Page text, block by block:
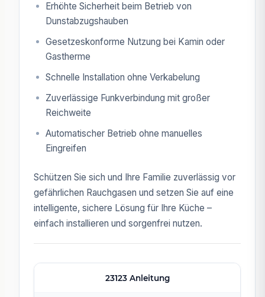
Erhöhte Sicherheit beim Betrieb von
Dunstabzugshauben
Gesetzeskonforme Nutzung bei Kamin oder
Gastherme
Schnelle Installation ohne Verkabelung
Zuverlässige Funkverbindung mit großer
Reichweite
Automatischer Betrieb ohne manuelles
Eingreifen
Schützen Sie sich und Ihre Familie zuverlässig vor
gefährlichen Rauchgasen und setzen Sie auf eine
intelligente, sichere Lösung für Ihre Küche –
einfach installieren und sorgenfrei nutzen.
23123 Anleitung